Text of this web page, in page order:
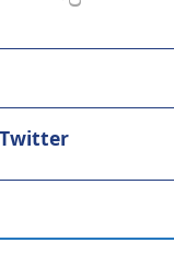
Twitter